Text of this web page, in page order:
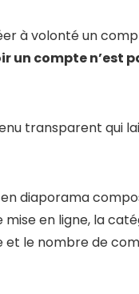
à volonté un
un compte n’est
transparent qui
diaporama
en ligne, la
et le nombre de